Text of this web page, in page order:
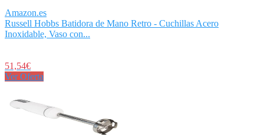
Amazon.es
Russell Hobbs Batidora de Mano Retro - Cuchillas Acero
Inoxidable, Vaso con...
51,54€
Ver Oferta